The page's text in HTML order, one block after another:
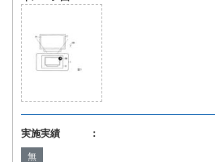
実施実績 ：
無